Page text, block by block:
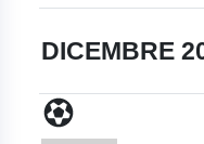
DICEMBRE